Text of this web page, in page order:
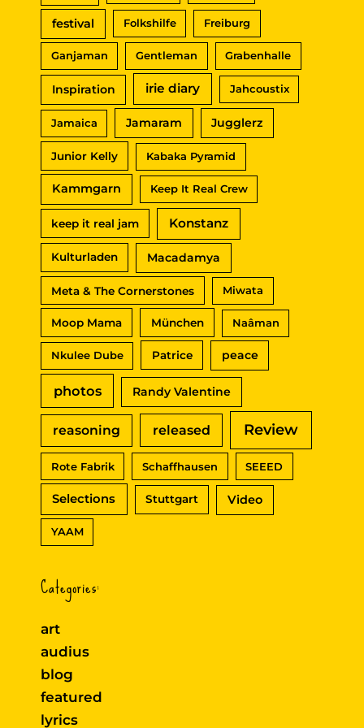
festival Folkshilfe Freiburg
Ganjaman Gentleman Grabenhalle
Inspiration irie diary Jahcoustix
Jamaica Jamaram Jugglerz
Junior Kelly Kabaka Pyramid
Kammgarn Keep It Real Crew
keep it real jam Konstanz
Kulturladen Macadamya
Meta & The Cornerstones Miwata
Moop Mama München Naâman
Nkulee Dube Patrice peace
photos Randy Valentine
reasoning released Review
Rote Fabrik Schaffhausen SEEED
Selections Stuttgart Video
YAAM
Categories:
art
audius
blog
featured
lyrics